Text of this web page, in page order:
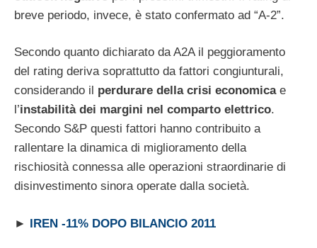
breve periodo, invece, è stato confermato ad “A-2”.
Secondo quanto dichiarato da A2A il peggioramento
del rating deriva soprattutto da fattori congiunturali,
considerando il perdurare della crisi economica e
l’instabilità dei margini nel comparto elettrico.
Secondo S&P questi fattori hanno contribuito a
rallentare la dinamica di miglioramento della
rischiosità connessa alle operazioni straordinarie di
disinvestimento sinora operate dalla società.
► IREN -11% DOPO BILANCIO 2011